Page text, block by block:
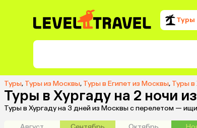
Туры
Туры, Туры из Москвы, Туры в Египет из Москвы, Туры в
Туры в Хургаду на 2 ночи
Туры в Хургаду на 3 дней из Москвы с перелетом —